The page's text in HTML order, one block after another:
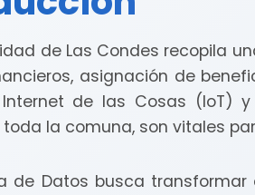
de Las Condes recopila
asignación de
de las Cosas (IoT)
toda la comuna, son vitales
de Datos busca